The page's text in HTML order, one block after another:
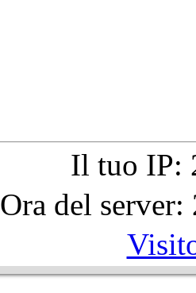
Il tuo IP:
Ora del